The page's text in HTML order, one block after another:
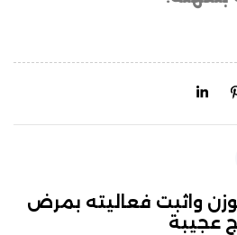
واثبت فعاليته بمرض
عجيبة